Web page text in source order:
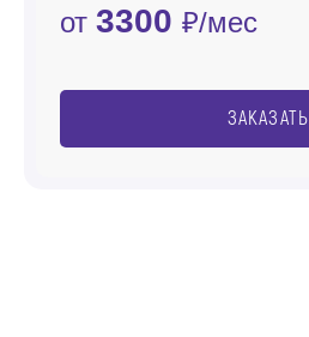
от 3300 ₽/мес
ЗАКАЗАТЬ